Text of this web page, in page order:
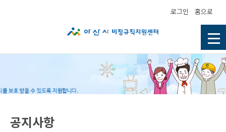
로그인 홈으로
공지사항